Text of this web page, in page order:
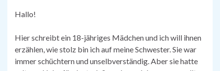
Hallo!
Hier schreibt ein 18-jähriges Mädchen und ich will ihnen
erzählen, wie stolz bin ich auf meine Schwester. Sie war
immer schüchtern und unselbverständig. Aber sie hatte